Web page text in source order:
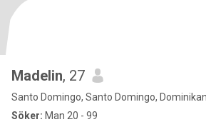
Madelin, 27
Santo Domingo, Santo Domingo,
Söker: Man 20 - 99